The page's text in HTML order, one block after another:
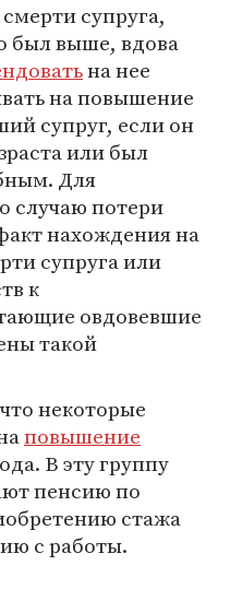
супруга,
был выше, вдова
на нее
на повышение
супруг, если он
или был
Для
случаю потери
нахождения на
супруга или
к
овдовевшие
такой
некоторые
повышение
В эту группу
пенсию по
стажа
с работы.